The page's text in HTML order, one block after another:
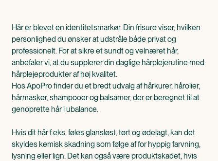
Hår er blevet en identitetsmarkør. Din frisure viser, hvilken
personlighed du ønsker at udstråle både privat og
professionelt. For at sikre et sundt og velnæret hår,
anbefaler vi, at du supplerer din daglige hårplejerutine med
hårplejeprodukter af høj kvalitet.
Hos ApoPro finder du et bredt udvalg af hårkurer, hårolier,
hårmasker, shampooer og balsamer, der er beregnet til at
genoprette hår i ubalance.
Hvis dit hår f.eks. føles glansløst, tørt og ødelagt, kan det
skyldes kemisk skadning som følge af for hyppig farvning,
lysning eller lign. Det kan også være produktskadet, hvis